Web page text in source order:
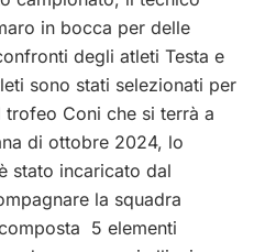
in bocca per delle
degli atleti Testa e
sono stati selezionati per
Coni che si terrà a
di ottobre 2024, lo
stato incaricato dal
la squadra
5 elementi